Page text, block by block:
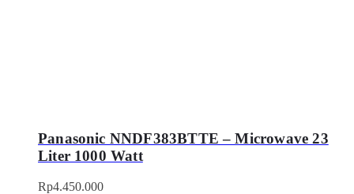
Panasonic NNDF383BTTE – Microwave 23
Liter 1000 Watt
Rp4.450.000